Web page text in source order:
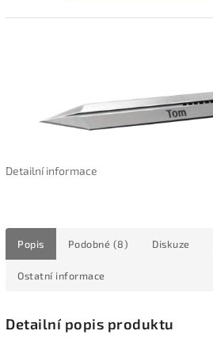
Detailní informace
Popis Podobné (8) Diskuze
Ostatní informace
Detailní popis produktu